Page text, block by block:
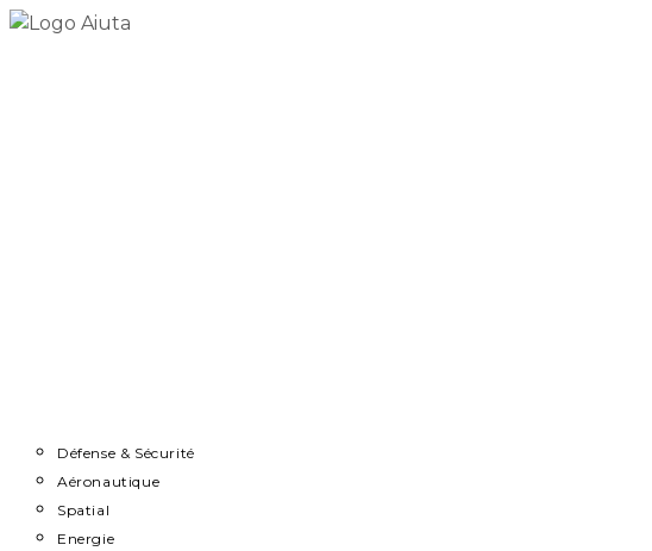
Skip
Défense & Sécurité
Aéronautique
Spatial
Energie